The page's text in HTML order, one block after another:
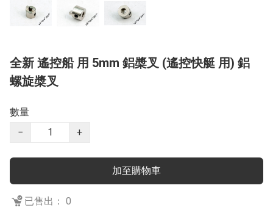
全新 遙控船 用 5mm 鋁槳叉 (遙控快艇 用) 鋁
螺旋槳叉
數量
−
+
加至購物車
已售出： 0